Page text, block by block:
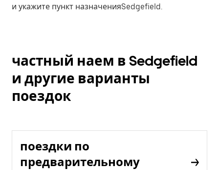
и укажите пункт назначенияSedgefield.
частный наем в Sedgefield
и другие варианты
поездок
поездки по
предварительному